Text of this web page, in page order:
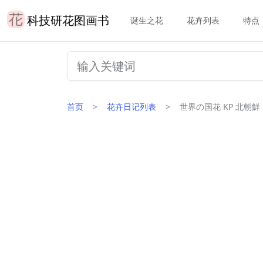
科技研花图画书 诞生之花 花卉列表 特点
首页 花卉日记列表 世界の国花 KP 北朝鮮